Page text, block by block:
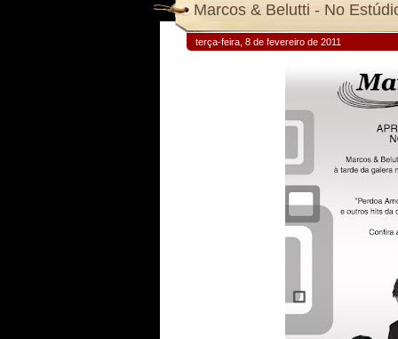
Marcos & Belutti - No
terça-feira, 8 de fevereiro de 2011